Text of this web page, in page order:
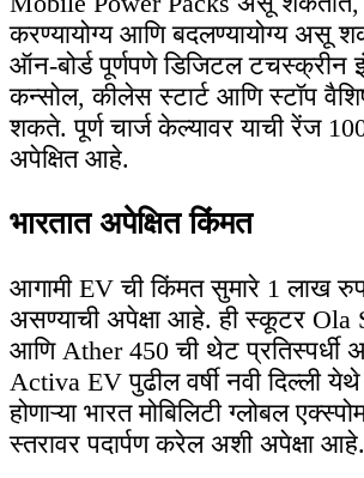
करण्यायोग्य आणि बदलण्यायोग्य असू
ऑन-बोर्ड पूर्णपणे डिजिटल
कन्सोल, कीलेस स्टार्ट आणि स्टॉप
शकते. पूर्ण चार्ज केल्यावर याची रेंज
अपेक्षित आहे.
भारतात अपेक्षित किंमत
आगामी EV ची किंमत सुमारे 1 लाख
असण्याची अपेक्षा आहे. ही स्कूटर Ola
आणि Ather 450 ची थेट
Activa EV पुढील वर्षी नवी दिल्ली येथे
होणाऱ्या भारत मोबिलिटी ग्लोबल
स्तरावर पदार्पण करेल अशी अपेक्षा आहे.